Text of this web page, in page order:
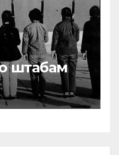
штабам